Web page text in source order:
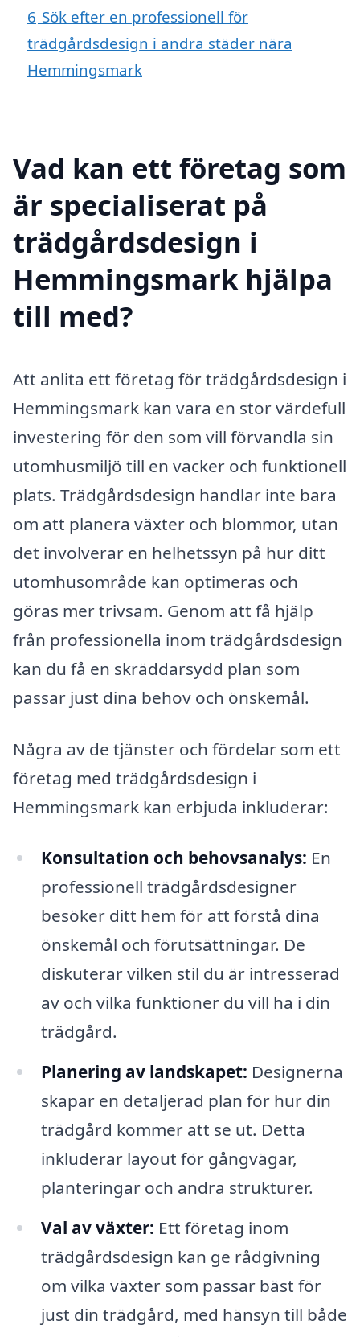
6 Sök efter en professionell för
trädgårdsdesign i andra städer nära
Hemmingsmark
Vad kan ett företag som
är specialiserat på
trädgårdsdesign i
Hemmingsmark hjälpa
till med?
Att anlita ett företag för trädgårdsdesign i
Hemmingsmark kan vara en stor värdefull
investering för den som vill förvandla sin
utomhusmiljö till en vacker och funktionell
plats. Trädgårdsdesign handlar inte bara
om att planera växter och blommor, utan
det involverar en helhetssyn på hur ditt
utomhusområde kan optimeras och
göras mer trivsam. Genom att få hjälp
från professionella inom trädgårdsdesign
kan du få en skräddarsydd plan som
passar just dina behov och önskemål.
Några av de tjänster och fördelar som ett
företag med trädgårdsdesign i
Hemmingsmark kan erbjuda inkluderar:
Konsultation och behovsanalys: En
professionell trädgårdsdesigner
besöker ditt hem för att förstå dina
önskemål och förutsättningar. De
diskuterar vilken stil du är intresserad
av och vilka funktioner du vill ha i din
trädgård.
Planering av landskapet: Designerna
skapar en detaljerad plan för hur din
trädgård kommer att se ut. Detta
inkluderar layout för gångvägar,
planteringar och andra strukturer.
Val av växter: Ett företag inom
trädgårdsdesign kan ge rådgivning
om vilka växter som passar bäst för
just din trädgård, med hänsyn till både